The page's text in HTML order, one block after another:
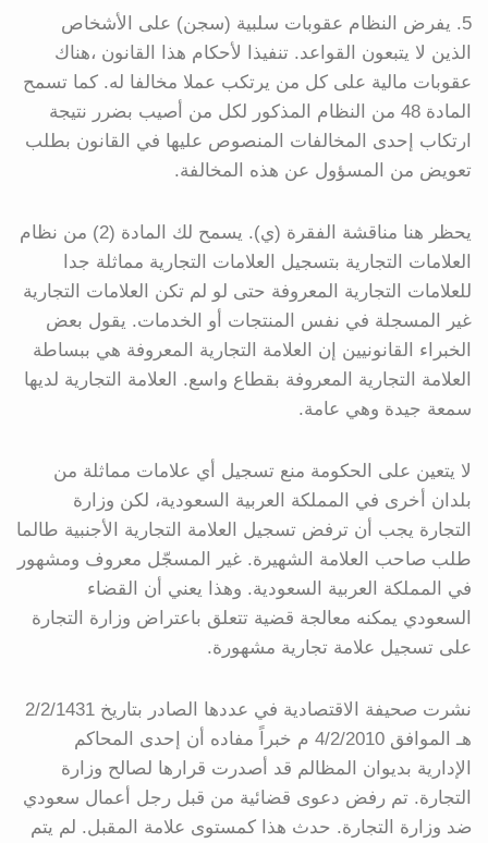
5. يفرض النظام عقوبات سلبية (سجن) على الأشخاص
الذين لا يتبعون القواعد. تنفيذا لأحكام هذا القانون ،هناك
عقوبات مالية على كل من يرتكب عملا مخالفا له. كما تسمح
المادة 48 من النظام المذكور لكل من أصيب بضرر نتيجة
ارتكاب إحدى المخالفات المنصوص عليها في القانون بطلب
تعويض من المسؤول عن هذه المخالفة.
يحظر هنا مناقشة الفقرة (ي). يسمح لك المادة (2) من نظام
العلامات التجارية بتسجيل العلامات التجارية مماثلة جدا
للعلامات التجارية المعروفة حتى لو لم تكن العلامات التجارية
غير المسجلة في نفس المنتجات أو الخدمات. يقول بعض
الخبراء القانونيين إن العلامة التجارية المعروفة هي ببساطة
العلامة التجارية المعروفة بقطاع واسع. العلامة التجارية لديها
سمعة جيدة وهي عامة.
لا يتعين على الحكومة منع تسجيل أي علامات مماثلة من
بلدان أخرى في المملكة العربية السعودية، لكن وزارة
التجارة يجب أن ترفض تسجيل العلامة التجارية الأجنبية طالما
طلب صاحب العلامة الشهيرة. غير المسجّل معروف ومشهور
في المملكة العربية السعودية. وهذا يعني أن القضاء
السعودي يمكنه معالجة قضية تتعلق باعتراض وزارة التجارة
على تسجيل علامة تجارية مشهورة.
نشرت صحيفة الاقتصادية في عددها الصادر بتاريخ 2/2/1431
هـ الموافق 4/2/2010 م خبراً مفاده أن إحدى المحاكم
الإدارية بديوان المظالم قد أصدرت قرارها لصالح وزارة
التجارة. تم رفض دعوى قضائية من قبل رجل أعمال سعودي
ضد وزارة التجارة. حدث هذا كمستوى علامة المقبل. لم يتم